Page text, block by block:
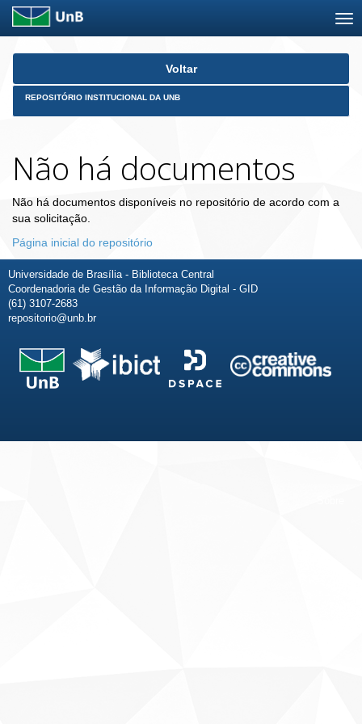
Skip
Voltar
REPOSITÓRIO INSTITUCIONAL DA UNB
Não há documentos
Não há documentos disponíveis no repositório de acordo com a
sua solicitação.
Página inicial do repositório
Universidade de Brasília - Biblioteca Central
Coordenadoria de Gestão da Informação Digital - GID
(61) 3107-2683
repositorio@unb.br